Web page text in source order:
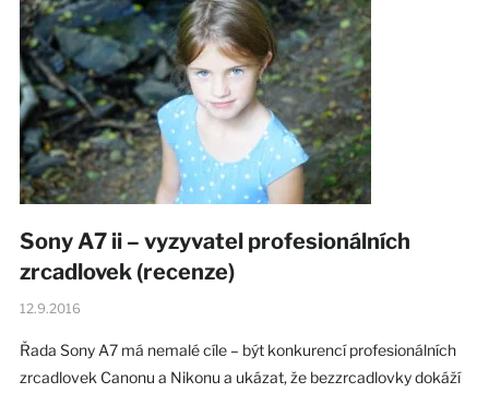
Sony A7 ii – vyzyvatel profesionálních
zrcadlovek (recenze)
12.9.2016
Řada Sony A7 má nemalé cíle – být konkurencí profesionálních
zrcadlovek Canonu a Nikonu a ukázat, že bezzrcadlovky dokáží